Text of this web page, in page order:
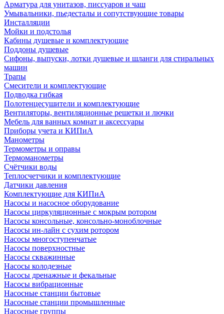
Арматура для унитазов, писсуаров и чаш
Умывальники, пьедесталы и сопутствующие товары
Инсталляции
Мойки и подстолья
Кабины душевые и комплектующие
Поддоны душевые
Сифоны, выпуски, лотки душевые и шланги для стиральных
машин
Трапы
Смесители и комплектующие
Подводка гибкая
Полотенцесушители и комплектующие
Вентиляторы, вентиляционные решетки и лючки
Мебель для ванных комнат и аксессуары
Приборы учета и КИПиА
Манометры
Термометры и оправы
Термоманометры
Счётчики воды
Теплосчетчики и комплектующие
Датчики давления
Комплектующие для КИПиА
Насосы и насосное оборудование
Насосы циркуляционные с мокрым ротором
Насосы консольные, консольно-моноблочные
Насосы ин-лайн с сухим ротором
Насосы многоступенчатые
Насосы поверхностные
Насосы скважинные
Насосы колодезные
Насосы дренажные и фекальные
Насосы вибрационные
Насосные станции бытовые
Насосные станции промышленные
Насосные группы